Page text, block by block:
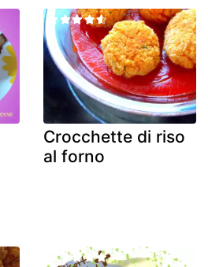
Crocchette di riso
al forno